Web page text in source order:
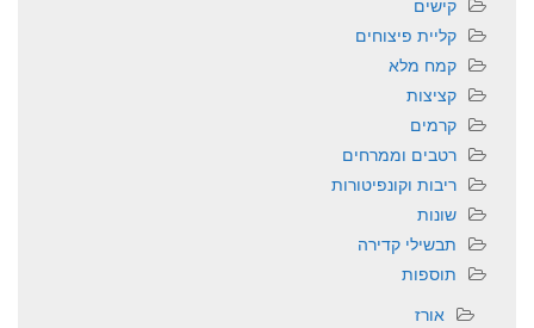
קליית פיצוחים
קמח מלא
קציצות
קרמים
רטבים וממרחים
ריבות וקונפיטורות
שונות
תבשילי קדירה
תוספות
אורז